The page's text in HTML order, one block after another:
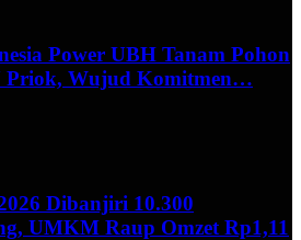
Power UBH Tanam Pohon
Priok, Wujud Komitmen…
Dibanjiri 10.300
UMKM Raup Omzet Rp1,11